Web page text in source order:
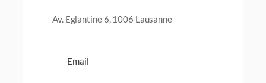
Av. Eglantine 6, 1006 Lausanne
Email